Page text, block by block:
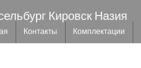
Кировск Назия
Контакты Комплектации